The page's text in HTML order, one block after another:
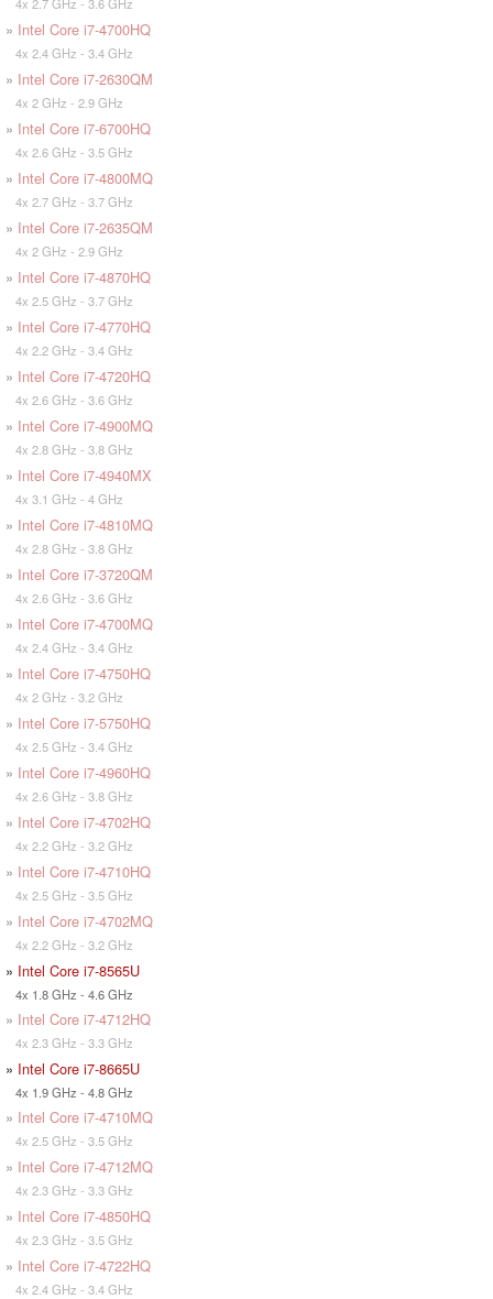
» Intel Core i7-4700HQ
4x 2.4 GHz - 3.4 GHz
» Intel Core i7-2630QM
4x 2 GHz - 2.9 GHz
» Intel Core i7-6700HQ
4x 2.6 GHz - 3.5 GHz
» Intel Core i7-4800MQ
4x 2.7 GHz - 3.7 GHz
» Intel Core i7-2635QM
4x 2 GHz - 2.9 GHz
» Intel Core i7-4870HQ
4x 2.5 GHz - 3.7 GHz
» Intel Core i7-4770HQ
4x 2.2 GHz - 3.4 GHz
» Intel Core i7-4720HQ
4x 2.6 GHz - 3.6 GHz
» Intel Core i7-4900MQ
4x 2.8 GHz - 3.8 GHz
» Intel Core i7-4940MX
4x 3.1 GHz - 4 GHz
» Intel Core i7-4810MQ
4x 2.8 GHz - 3.8 GHz
» Intel Core i7-3720QM
4x 2.6 GHz - 3.6 GHz
» Intel Core i7-4700MQ
4x 2.4 GHz - 3.4 GHz
» Intel Core i7-4750HQ
4x 2 GHz - 3.2 GHz
» Intel Core i7-5750HQ
4x 2.5 GHz - 3.4 GHz
» Intel Core i7-4960HQ
4x 2.6 GHz - 3.8 GHz
» Intel Core i7-4702HQ
4x 2.2 GHz - 3.2 GHz
» Intel Core i7-4710HQ
4x 2.5 GHz - 3.5 GHz
» Intel Core i7-4702MQ
4x 2.2 GHz - 3.2 GHz
» Intel Core i7-8565U
4x 1.8 GHz - 4.6 GHz
» Intel Core i7-4712HQ
4x 2.3 GHz - 3.3 GHz
» Intel Core i7-8665U
4x 1.9 GHz - 4.8 GHz
» Intel Core i7-4710MQ
4x 2.5 GHz - 3.5 GHz
» Intel Core i7-4712MQ
4x 2.3 GHz - 3.3 GHz
» Intel Core i7-4850HQ
4x 2.3 GHz - 3.5 GHz
» Intel Core i7-4722HQ
4x 2.4 GHz - 3.4 GHz